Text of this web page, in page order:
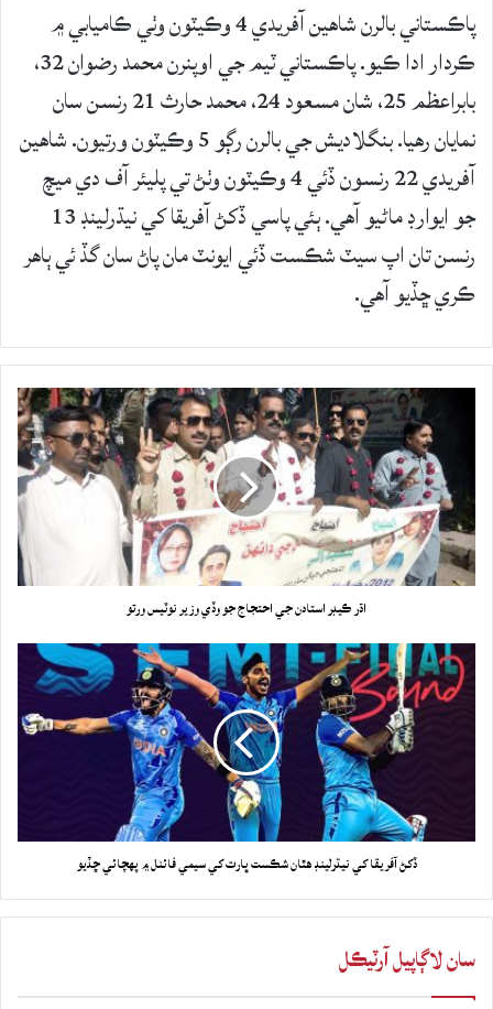
پاڪستاني بالرن شاهين آفريدي 4 وڪيٽون وٺي ڪاميابي ۾
ڪردار ادا ڪيو. پاڪستاني ٽيم جي اوپنرن محمد رضوان 32،
بابراعظم 25، شان مسعود 24، محمد حارث 21 رنسن سان
نمايان رهيا. بنگلاديش جي بالرن رڳو 5 وڪيٽون ورتيون. شاهين
آفريدي 22 رنسون ڏئي 4 وڪيٽون وٺڻ تي پليئر آف دي ميچ
جو ايوارڊ ماڻيو آهي. ٻئي پاسي ڏکڻ آفريقا کي نيڌرلينڊ 13
رنسن تان اپ سيٽ شڪست ڏئي ايونٽ مان پاڻ سان گڏ ئي ٻاهر
ڪري ڇڏيو آهي.
اڌر ڪيڊر استادن جي احتجاج جو وڏي وزير نوٽيس ورتو
ڏکڻ آفريقا کي نيڌرلينڊ هٿان شڪست ڀارت کي سيمي فائنل ۾ پهچائي ڇڏيو
سان لاڳاپيل آرٽيڪل